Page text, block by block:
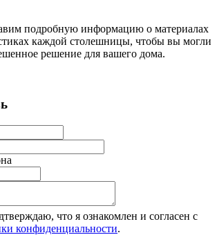
подробную информацию о материалах
каждой столешницы, чтобы вы могли
решение для вашего дома.
что я ознакомлен и согласен с
конфиденциальности.